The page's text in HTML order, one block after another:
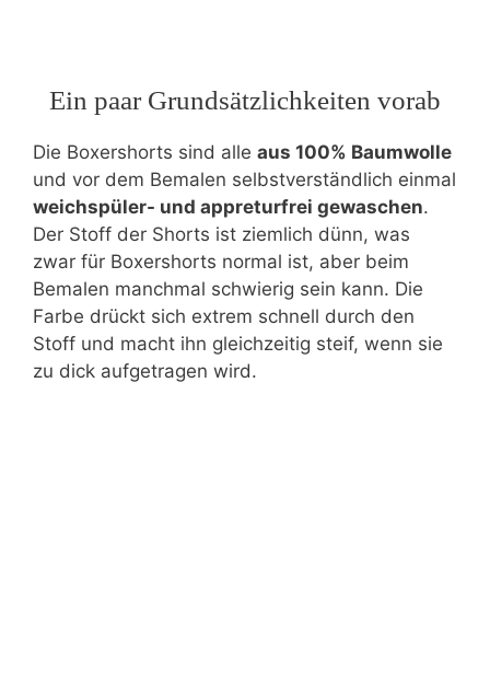
Ein paar Grundsätzlichkeiten vorab
Die Boxershorts sind alle aus 100% Baumwolle
und vor dem Bemalen selbstverständlich einmal
weichspüler- und appreturfrei gewaschen.
Der Stoff der Shorts ist ziemlich dünn, was
zwar für Boxershorts normal ist, aber beim
Bemalen manchmal schwierig sein kann. Die
Farbe drückt sich extrem schnell durch den
Stoff und macht ihn gleichzeitig steif, wenn sie
zu dick aufgetragen wird.